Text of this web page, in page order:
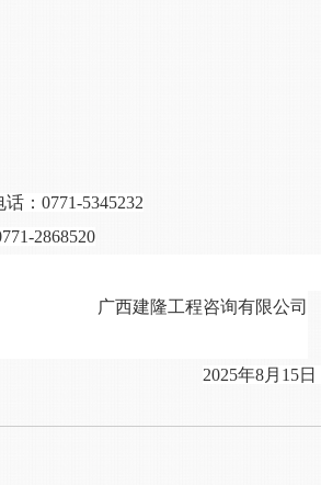
话： 0771-5345232
2868520
广西建隆工程咨询有限公司
2025年8月 15日